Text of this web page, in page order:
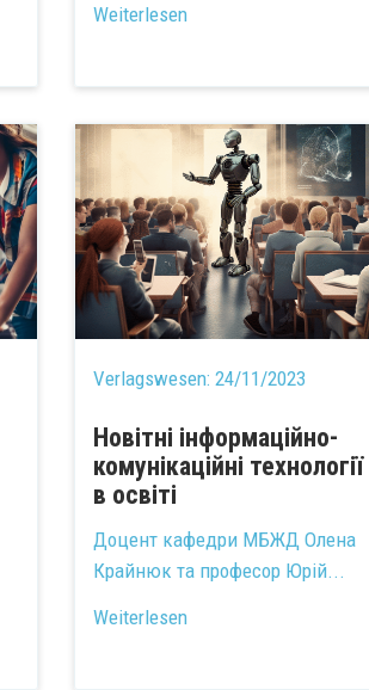
Weiterlesen
Verlagswesen: 24/11/2023
Новітні інформаційно-
комунікаційні технології
в освіті
Доцент кафедри МБЖД Олена
Крайнюк та професор Юрій...
Weiterlesen